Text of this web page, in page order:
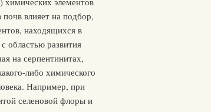
влияет на подбор,
находящихся в
областью развития
на серпентинитах,
либо химического
Например, при
селеновой флоры и